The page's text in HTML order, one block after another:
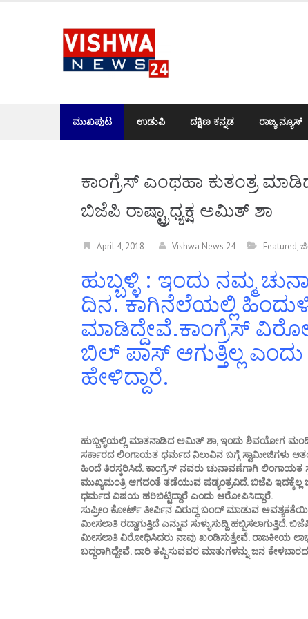
ಮುಖಪುಟ ಉಡುಪಿ ದಕ್ಷಿಣ ಕನ್ನಡ ರಾಜ್ಯ ನ್ಯೂಸ್
ಕಾಂಗ್ರೆಸ್‌ ಎಂಥಹಾ ಕುತಂತ್ರ
ಬಿಜೆಪಿ ರಾಷ್ಟ್ರಾಧ್ಯಕ್ಷ ಅಮಿತ್ ಶಾ
April 4, 2018 Vishwa News 24 Featured,
ಹುಬ್ಬಳ್ಳಿ : ಇಂದು ನಮ್ಮ
ದಿನ. ಕಾಗಿನೆಲೆಯಲ್ಲಿ
ಮಾಡಿದ್ದೇವೆ.ಕಾಂಗ್ರೆಸ್
ಬಿಲ್ ಪಾಸ್ ಆಗುತ್ತಿಲ್ಲ ಎಂದು
ಹೇಳಿದ್ದಾರೆ.
ಹುಬ್ಬಳ್ಳಿಯಲ್ಲಿ ಮಾತನಾಡಿದ ಅಮಿತ್ ಶಾ, ಇಂದು ಶಿವಯೋಗ
ಸರ್ಕಾರದ ಲಿಂಗಾಯತ ಧರ್ಮದ ನಿಲುವಿನ ಬಗ್ಗೆ ಸ್ವಾಮೀಜಿಗಳು
ಹಿಂದೆ ತಿರಸ್ಕರಿಸಿದೆ. ಕಾಂಗ್ರೆಸ್ ನವರು ಚುನಾವಣೆಗಾಗಿ ಲಿಂಗಾಯತ
ಮುಖ್ಯಮಂತ್ರಿ ಆಗದಂತೆ ತಡೆಯುವ ಷಡ್ಯಂತ್ರವಿದೆ. ಬಿಜೆಪಿ ಇದಕ್ಕೆಲ್ಲ
ಧರ್ಮದ ವಿಷಯ ಹರಿಬಿಟ್ಟಿದ್ದಾರೆ ಎಂದು ಆರೋಪಿಸಿದ್ದಾರೆ.
ಸುಪ್ರೀಂ ಕೋರ್ಟ್‌ ತೀರ್ಪಿನ ವಿರುದ್ಧ ಬಂದ್ ಮಾಡುವ
ಮೀಸಲಾತಿ ರದ್ದಾಗುತ್ತಿದೆ ಎನ್ನುವ ಸುಳ್ಳುಸುದ್ದಿ
ಮೀಸಲಾತಿ ವಿರೋಧಿಸಿದರು ನಾವು ಖಂಡಿಸುತ್ತೇವೆ. ರಾಜಕೀಯ
ಬದ್ಧರಾಗಿದ್ದೇವೆ. ದಾರಿ ತಪ್ಪಿಸುವವರ ಮಾತುಗಳನ್ನು ಜನ